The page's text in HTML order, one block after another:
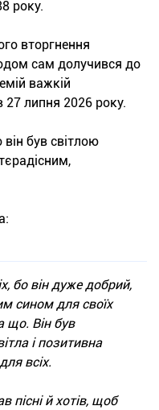
року.
вторгнення
сам долучився до
важкій
27 липня 2026 року.
був світлою
бо він дуже добрий,
сином для своїх
що. Він був
і позитивна
всіх.
пісні й хотів, щоб